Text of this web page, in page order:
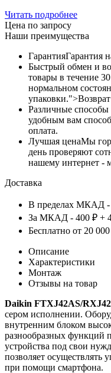
Читать подробнее
Цена по запросу
Наши преимущества
ГарантияГарантия
Быстрый обмен и
товары в течение
нормальном
Различные
удобным вам
оплата.
Лучшая ценаМы
день проверяют
нашему интернет -
Доставка
В пределах МКАД -
За МКАД - 400 ₽ +
Бесплатно от 20
Описание
Характеристики
Монтаж
Отзывы на товар
Daikin FTXJ42AS/
сером исполнении.
внутренним блоком
разнообразных функций
устройства под свои
позволяет осуществлять
при помощи смартфона.